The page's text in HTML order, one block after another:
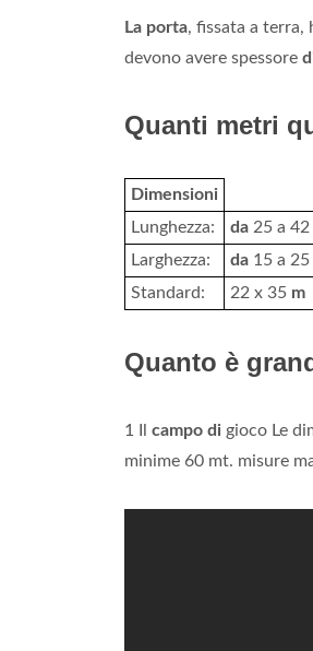
La porta, fissata a terra,
devono avere spessore
Quanti metri
Dimensioni
Lunghezza:
da 25 a 42
Larghezza:
da 15 a 25
Standard:
22 x 35 m
Quanto è
1 Il campo di gioco Le
minime 60 mt. misure